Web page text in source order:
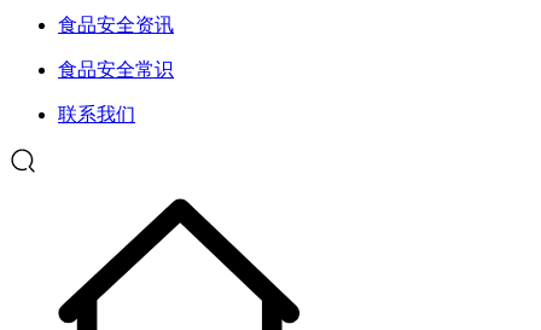
食品安全资讯
食品安全常识
联系我们